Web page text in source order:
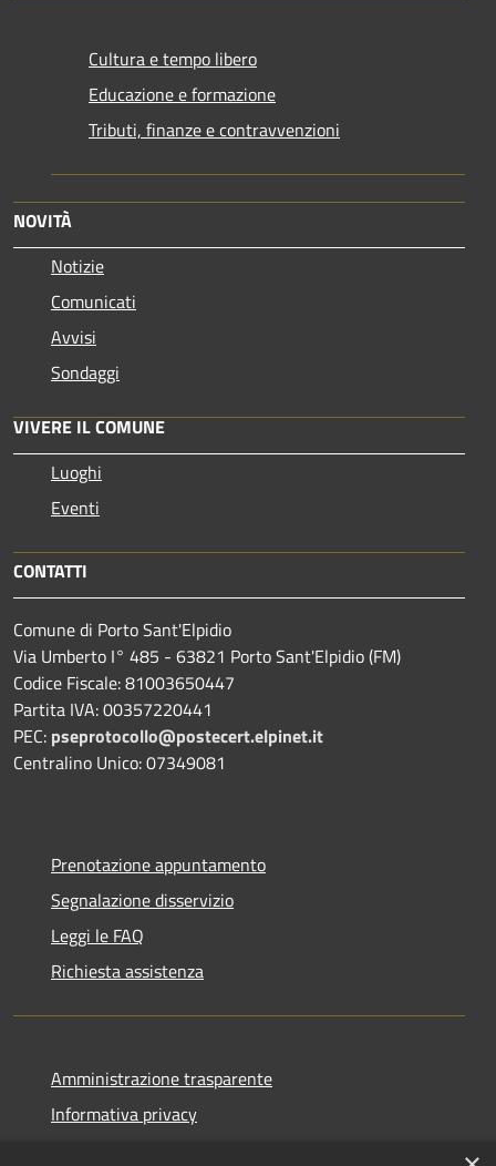
Cultura e tempo libero
Educazione e formazione
Tributi, finanze e contravvenzioni
NOVITÀ
Notizie
Comunicati
Avvisi
Sondaggi
VIVERE IL COMUNE
Luoghi
Eventi
CONTATTI
Comune di Porto Sant'Elpidio
Via Umberto I° 485 - 63821 Porto Sant'Elpidio (FM)
Codice Fiscale: 81003650447
Partita IVA: 00357220441
PEC: pseprotocollo@postecert.elpinet.it
Centralino Unico: 07349081
Prenotazione appuntamento
Segnalazione disservizio
Leggi le FAQ
Richiesta assistenza
Amministrazione trasparente
Informativa privacy